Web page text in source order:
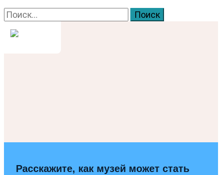
Найти:
Расскажите, как музей может стать